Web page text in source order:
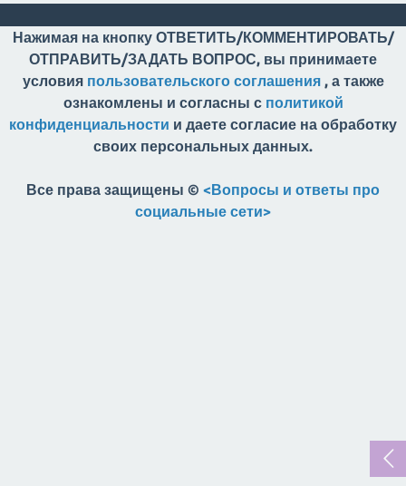
Нажимая на кнопку ОТВЕТИТЬ/КОММЕНТИРОВАТЬ/
ОТПРАВИТЬ/ЗАДАТЬ ВОПРОС, вы принимаете
условия пользовательского соглашения, а также
ознакомлены и согласны с политикой
конфиденциальности и даете согласие на обработку
своих персональных данных.
Все права защищены © <Вопросы и ответы про
социальные сети>